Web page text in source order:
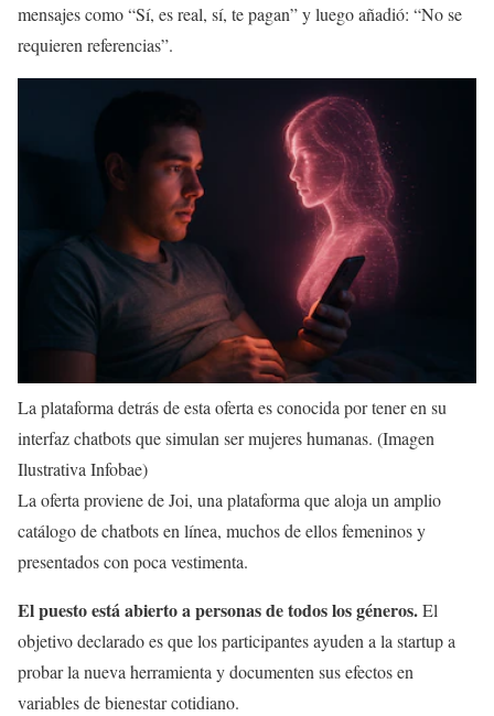
mensajes como “Sí, es real, sí, te pagan” y luego añadió: “No se
requieren referencias”.
La plataforma detrás de esta oferta es conocida por tener en su
interfaz chatbots que simulan ser mujeres humanas. (Imagen
Ilustrativa Infobae)
La oferta proviene de Joi, una plataforma que aloja un amplio
catálogo de chatbots en línea, muchos de ellos femeninos y
presentados con poca vestimenta.
El puesto está abierto a personas de todos los géneros.El
objetivo declarado es que los participantes ayuden a la startup a
probar la nueva herramienta y documenten sus efectos en
variables de bienestar cotidiano.